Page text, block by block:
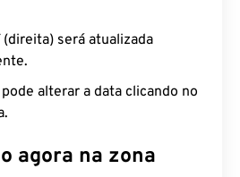
(direita) será atualizada
alterar a data clicando no
agora na zona